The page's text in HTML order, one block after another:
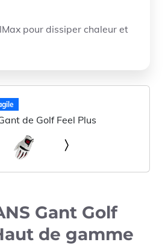
pour dissiper chaleur et
de Golf Feel Plus
Gant Golf
de gamme